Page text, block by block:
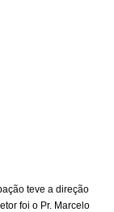
teve a direção
foi o Pr. Marcelo